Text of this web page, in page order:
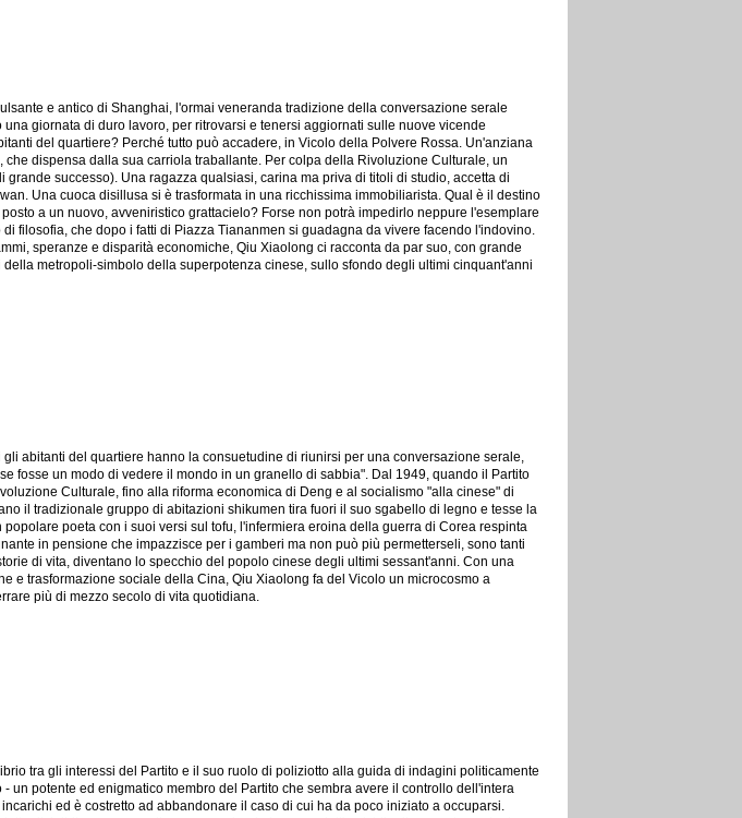
e antico di Shanghai, l'ormai veneranda tradizione della conversazione serale
giornata di duro lavoro, per ritrovarsi e tenersi aggiornati sulle nuove vicende
del quartiere? Perché tutto può accadere, in Vicolo della Polvere Rossa. Un'anziana
dispensa dalla sua carriola traballante. Per colpa della Rivoluzione Culturale, un
successo). Una ragazza qualsiasi, carina ma priva di titoli di studio, accetta di
Una cuoca disillusa si è trasformata in una ricchissima immobiliarista. Qual è il destino
a un nuovo, avveniristico grattacielo? Forse non potrà impedirlo neppure l'esemplare
filosofia, che dopo i fatti di Piazza Tiananmen si guadagna da vivere facendo l'indovino.
speranze e disparità economiche, Qiu Xiaolong ci racconta da par suo, con grande
metropoli-simbolo della superpotenza cinese, sullo sfondo degli ultimi cinquant'anni
abitanti del quartiere hanno la consuetudine di riunirsi per una conversazione serale,
fosse un modo di vedere il mondo in un granello di sabbia". Dal 1949, quando il Partito
Culturale, fino alla riforma economica di Deng e al socialismo "alla cinese" di
il tradizionale gruppo di abitazioni shikumen tira fuori il suo sgabello di legno e tesse la
poeta con i suoi versi sul tofu, l'infermiera eroina della guerra di Corea respinta
in pensione che impazzisce per i gamberi ma non può più permetterseli, sono tanti
di vita, diventano lo specchio del popolo cinese degli ultimi sessant'anni. Con una
e trasformazione sociale della Cina, Qiu Xiaolong fa del Vicolo un microcosmo a
più di mezzo secolo di vita quotidiana.
tra gli interessi del Partito e il suo ruolo di poliziotto alla guida di indagini politicamente
un potente ed enigmatico membro del Partito che sembra avere il controllo dell'intera
ed è costretto ad abbandonare il caso di cui ha da poco iniziato a occuparsi.